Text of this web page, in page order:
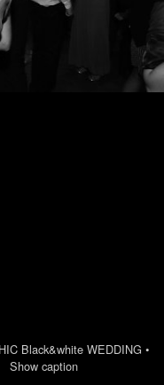
Black&white WEDDING •
Show caption